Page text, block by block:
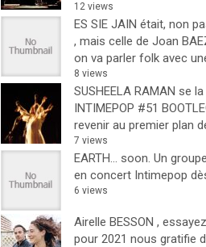
12 views
ES SIE JAIN était, non
, mais celle de Joan
on va parler folk avec
8 views
SUSHEELA RAMAN se
INTIMEPOP #51
revenir au premier plan
7 views
EARTH… soon. Un
en concert Intimepop
6 views
Airelle BESSON ,
pour 2021 nous gratifie